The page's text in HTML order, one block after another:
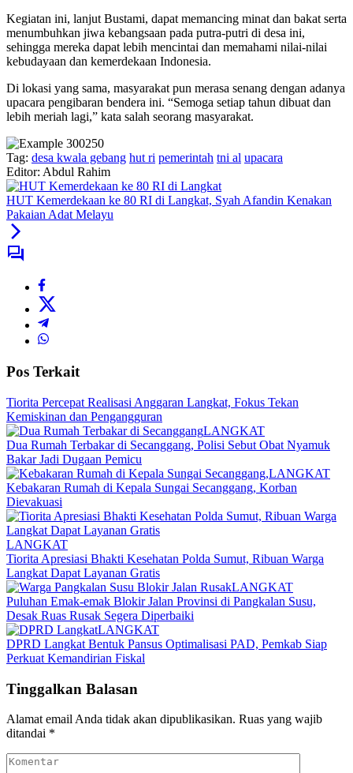
Kegiatan ini, lanjut Bustami, dapat memancing minat dan bakat serta
menumbuhkan jiwa kebangsaan pada putra-putri di desa ini,
sehingga mereka dapat lebih mencintai dan memahami nilai-nilai
kebudayaan dan kemerdekaan Indonesia.
Di lokasi yang sama, masyarakat pun merasa senang dengan adanya
upacara pengibaran bendera ini. “Semoga setiap tahun dibuat dan
lebih meriah lagi,” kata salah seorang masyarakat.
Tag: desa kwala gebang hut ri pemerintah tni al upacara
Editor: Abdul Rahim
HUT Kemerdekaan ke 80 RI di Langkat, Syah Afandin Kenakan
Pakaian Adat Melayu
Pos Terkait
Tiorita Percepat Realisasi Anggaran Langkat, Fokus Tekan
Kemiskinan dan Pengangguran
LANGKAT
Dua Rumah Terbakar di Secanggang, Polisi Sebut Obat Nyamuk
Bakar Jadi Dugaan Pemicu
LANGKAT
Kebakaran Rumah di Kepala Sungai Secanggang, Korban
Dievakuasi
LANGKAT
Tiorita Apresiasi Bhakti Kesehatan Polda Sumut, Ribuan Warga
Langkat Dapat Layanan Gratis
LANGKAT
Puluhan Emak-emak Blokir Jalan Provinsi di Pangkalan Susu,
Desak Ruas Rusak Segera Diperbaiki
LANGKAT
DPRD Langkat Bentuk Pansus Optimalisasi PAD, Pemkab Siap
Perkuat Kemandirian Fiskal
Tinggalkan Balasan
Alamat email Anda tidak akan dipublikasikan. Ruas yang wajib
ditandai *